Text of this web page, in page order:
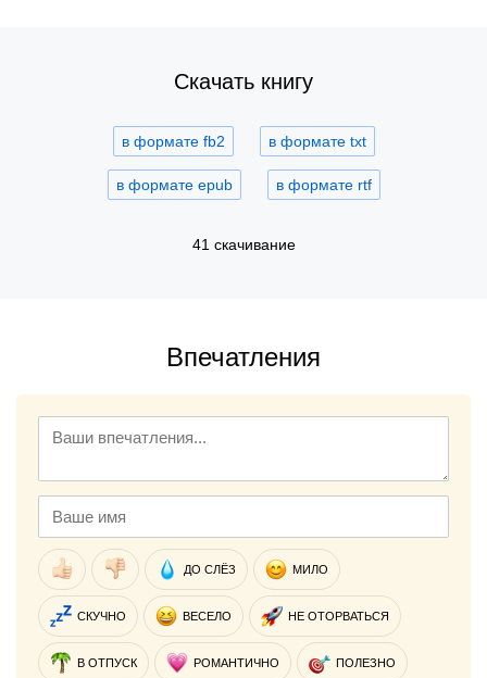
Скачать книгу
в формате fb2 в формате txt
в формате epub в формате rtf
41 скачивание
Впечатления
ДО СЛЁЗ МИЛО
СКУЧНО ВЕСЕЛО НЕ ОТОРВАТЬСЯ
В ОТПУСК РОМАНТИЧНО ПОЛЕЗНО